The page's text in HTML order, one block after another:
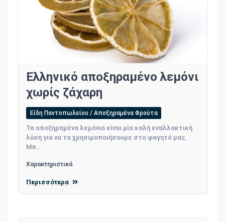
Ελληνικό αποξηραμένο λεμόνι
χωρίς ζάχαρη
Είδη Παντοπωλείου / Αποξηραμένα Φρούτα
Τα αποξηραμένα λεμόνια είναι μία καλή εναλλακτική
λύση για να τα χρησιμοποιήσουμε στο φαγητό μας.
Μπ...
Χαρακτηριστικά
Περισσότερα